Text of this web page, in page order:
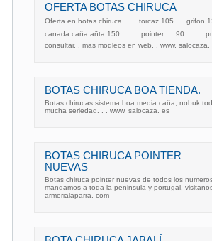
OFERTA BOTAS CHIRUCA
Oferta en botas chiruca. . . . torcaz 105. . . grifon
canada caña añta 150. . . . . pointer. . . 90. . . . .
consultar. . mas modleos en web. . www. salocaza.
BOTAS CHIRUCA BOA TIENDA.
Botas chirucas sistema boa media caña, nobuk
mucha seriedad. . . www. salocaza. es
BOTAS CHIRUCA POINTER
NUEVAS
Botas chiruca pointer nuevas de todos los
mandamos a toda la peninsula y portugal,
armerialaparra. com